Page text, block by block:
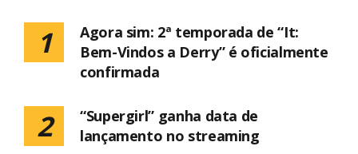
1
Agora sim: 2ª temporada de “It:
Bem-Vindos a Derry” é oficialmente
confirmada
2
“Supergirl” ganha data de
lançamento no streaming